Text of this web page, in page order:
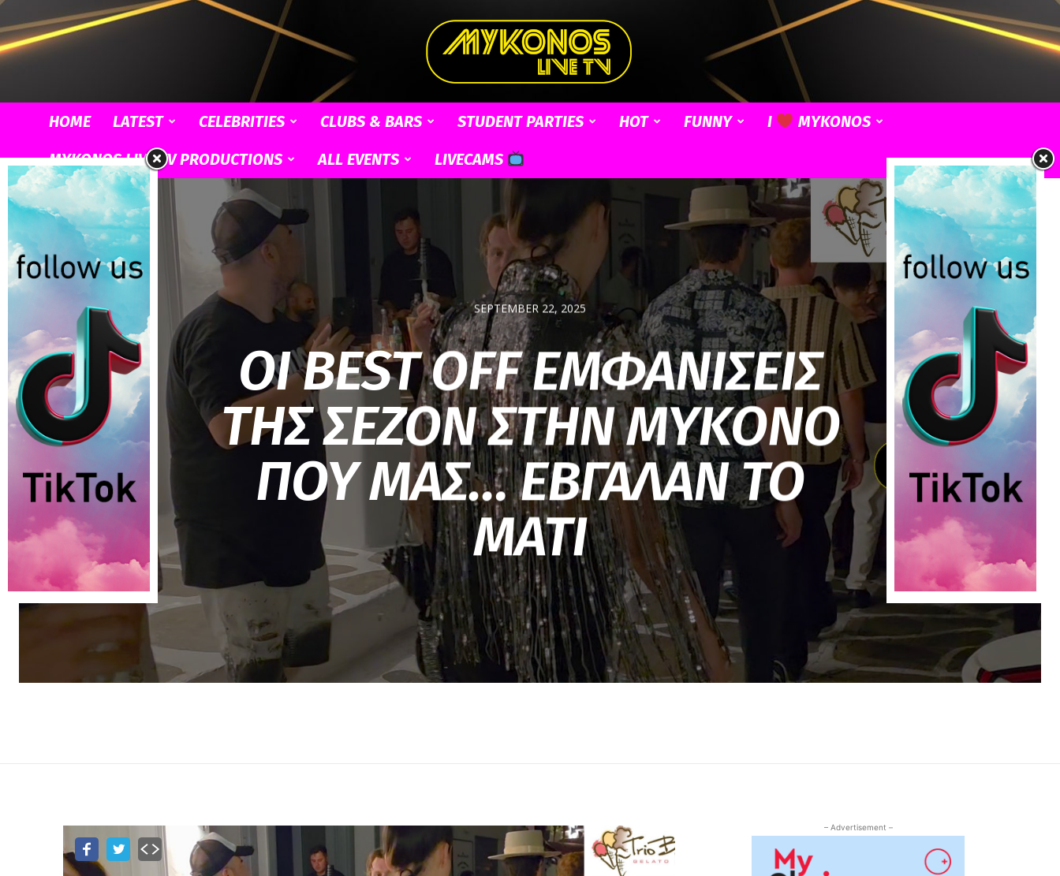
Live
TV
HOME LATEST CELEBRITIES CLUBS & BARS STUDENT PARTIES HOT FUNNY I
MYKONOS
MYKONOS LIVE TV PRODUCTIONS
ALL EVENTS LIVECAMS
SEPTEMBER 22, 2025
ΟΙ BEST OFF ΕΜΦΑΝΙΣΕΙΣ
ΤΗΣ ΣΕΖΟΝ ΣΤΗΝ ΜΥΚΟΝΟ
ΠΟΥ ΜΑΣ… ΕΒΓΑΛΑΝ ΤΟ
ΜΑΤΙ
– Advertisement –